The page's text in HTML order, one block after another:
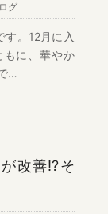
グ
す。12月に入
もに、華やか
…
改善!?そ